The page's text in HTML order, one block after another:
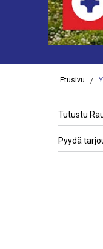
Etusivu
Tutustu
Pyydä